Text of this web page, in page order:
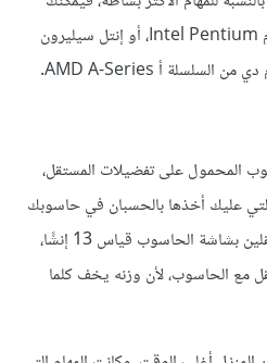
اختيار معالج من نوع إنتل بنتيوم Intel Pentium، أو إنتل سيليرون
المحمول على تفضيلات المستقل،
عليك أخذها بالحسبان في حاسوبك
المحمول؛ إذ يكتفي معظم المستقلين بشاشة الحاسوب قياس 13 إنشًا،
مع الحاسوب، لأن وزنه يخف كلما